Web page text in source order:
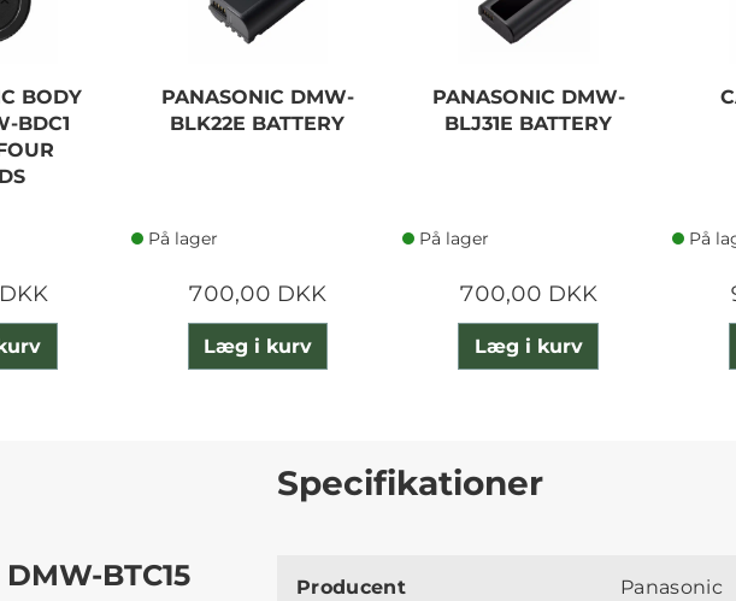
BODY
BDC1
PANASONIC DMW-
BLK22E BATTERY
På lager
700,00 DKK
Læg i kurv
PANASONIC DMW-
BLJ31E BATTERY
På lager
700,00 DKK
Læg i kurv
På
BTC15
Specifikationer
Producent Panasonic